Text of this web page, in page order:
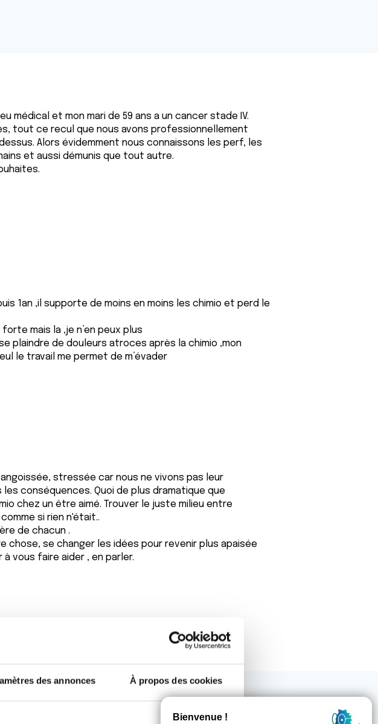
des annonces À propos des cookies
médical et mon mari de 59 ans a un cancer stade IV.
tout ce recul que nous avons professionnellement
Alors évidemment nous connaissons les perf, les
et aussi démunis que tout autre.
1an ,il supporte de moins en moins les chimio et perd le
mais la ,je n’en peux plus
plaindre de douleurs atroces après la chimio ,mon
le travail me permet de m’évader
stressée car nous ne vivons pas leur
conséquences. Quoi de plus dramatique que
chez un être aimé. Trouver le juste milieu entre
si rien n'était..
de chacun .
chose, se changer les idées pour revenir plus apaisée
vous faire aider , en parler.